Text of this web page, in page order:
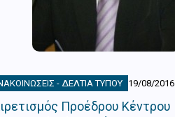
- ΔΕΛΤΊΑ ΤΎΠΟΥ 19/08/2016
Προέδρου Κέντρου